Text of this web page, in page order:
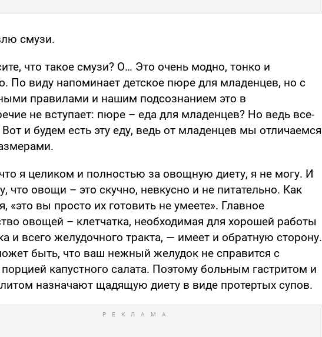
смузи.
что такое смузи? О… Это очень модно, тонко и
По виду напоминает детское пюре для младенцев, но с
правилами и нашим подсознанием это в
не вступает: пюре – еда для младенцев? Но ведь все-
Вот и будем есть эту еду, ведь от младенцев мы отличаемся
я целиком и полностью за овощную диету, я не могу. И
что овощи – это скучно, невкусно и не питательно. Как
«это вы просто их готовить не умеете». Главное
овощей – клетчатка, необходимая для хорошей работы
и всего желудочного тракта, — имеет и обратную сторону.
быть, что ваш нежный желудок не справится с
капустного салата. Поэтому больным гастритом и
назначают щадящую диету в виде протертых супов.